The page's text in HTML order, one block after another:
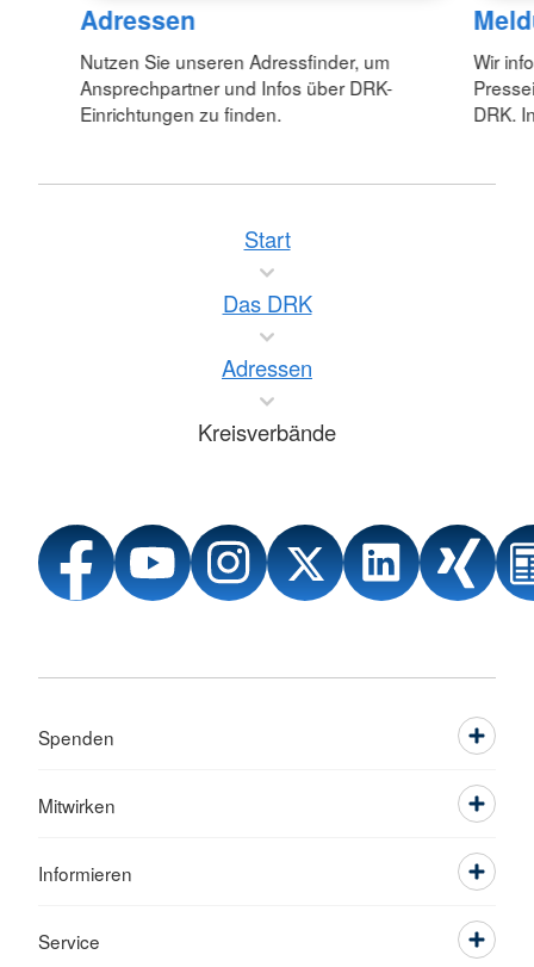
Adressen
Nutzen Sie unseren Adressfinder, um
Ansprechpartner und Infos über DRK-
Einrichtungen zu finden.
Wir
DRK.
Start
Das DRK
Adressen
Kreisverbände
Spenden
Mitwirken
Informieren
Service